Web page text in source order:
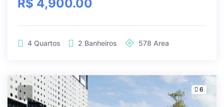
R$ 4,900.00
4 Quartos 2 Banheiros 578 Area
6